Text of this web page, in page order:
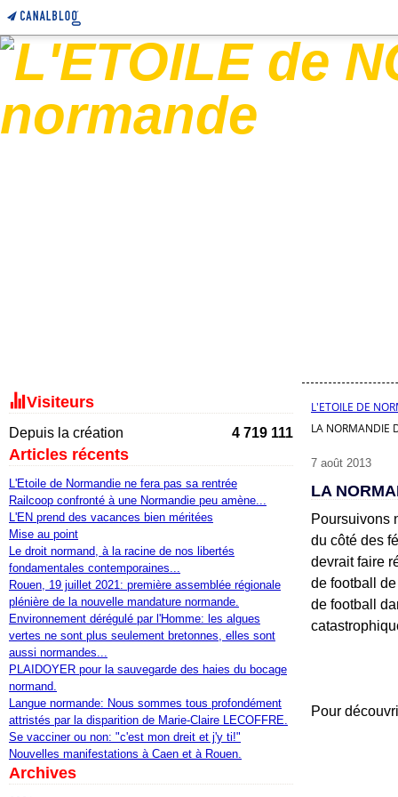
Visiteurs
Depuis la création 4 719 111
Articles récents
L'Etoile de Normandie ne fera pas sa rentrée
Railcoop confronté à une Normandie peu amène...
L'EN prend des vacances bien méritées
Mise au point
Le droit normand, à la racine de nos libertés
fondamentales contemporaines...
Rouen, 19 juillet 2021: première assemblée régionale
plénière de la nouvelle mandature normande.
Environnement dérégulé par l'Homme: les algues
vertes ne sont plus seulement bretonnes, elles sont
aussi normandes...
PLAIDOYER pour la sauvegarde des haies du bocage
normand.
Langue normande: Nous sommes tous profondément
attristés par la disparition de Marie-Claire LECOFFRE.
Se vacciner ou non: "c'est mon dreit et j'y ti!"
Nouvelles manifestations à Caen et à Rouen.
Archives
L'ETOILE DE
LA NORMANDIE
7 août 2013
LA
Poursuivons
du côté des
devrait faire
de football
de football
Pour